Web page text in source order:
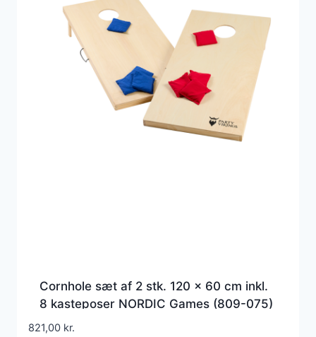
Cornhole sæt af 2 stk. 120 x 60 cm inkl.
8 kasteposer NORDIC Games (809-075)
821,00 kr.